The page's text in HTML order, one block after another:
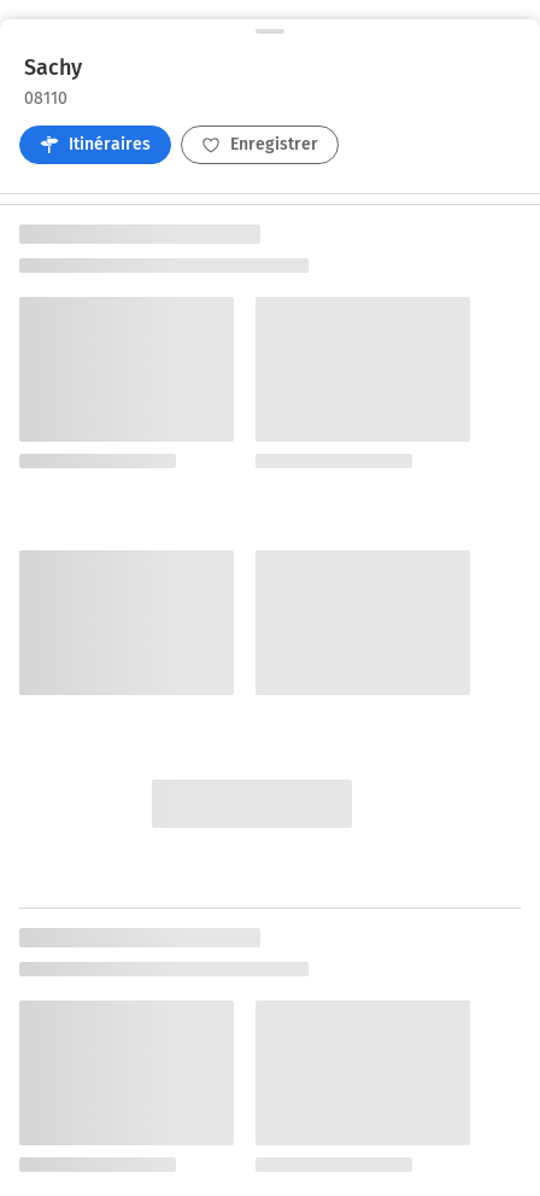
Sachy
08110
Itinéraires Enregistrer